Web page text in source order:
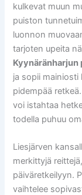
kulkevat muun
puiston
luonnon
tarjoten upeita
Kyynäränharjun
ja sopii mainiosti
pidempää
voi istahtaa
todella puhuu
Liesjärven
merkittyjä
päiväretkeilyyn.
vaihtelee